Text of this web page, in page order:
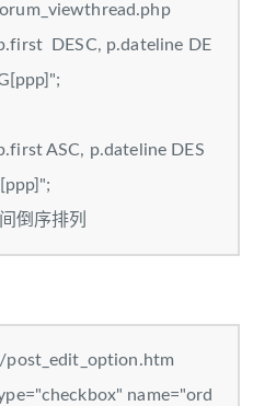
DESC, p.dateline DE
ASC, p.dateline DES
倒序排列
name="ord